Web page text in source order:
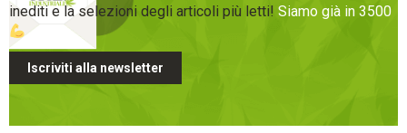
inediti e la selezioni degli articoli più letti! Siamo già in 3500
Iscriviti alla newsletter